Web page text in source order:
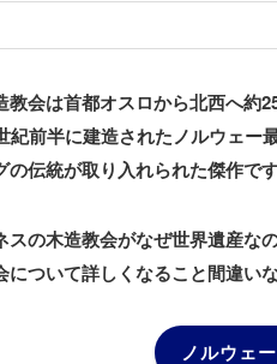
教会は首都オスロから北西へ約
紀前半に建造されたノルウェー
の伝統が取り入れられた傑作で
スの木造教会がなぜ世界遺産な
について詳しくなること間違い
ノルウェ